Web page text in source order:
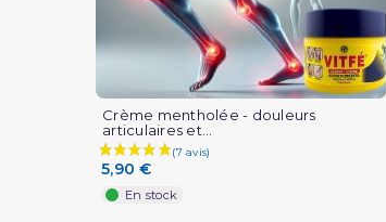
(3 avis)
Crème mentholée - douleurs
articulaires et...
5,90 €
En stock